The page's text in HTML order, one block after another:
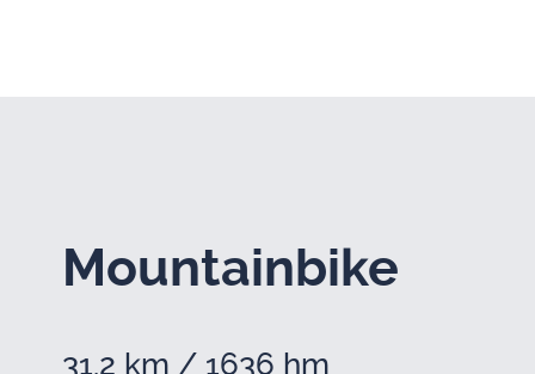
Moun­tain­bike
31.2 km / 1636 hm